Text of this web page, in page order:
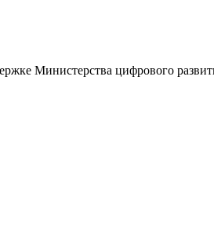
Министерства цифрового